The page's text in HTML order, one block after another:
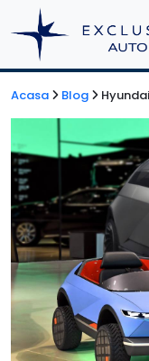
Acasa Blog